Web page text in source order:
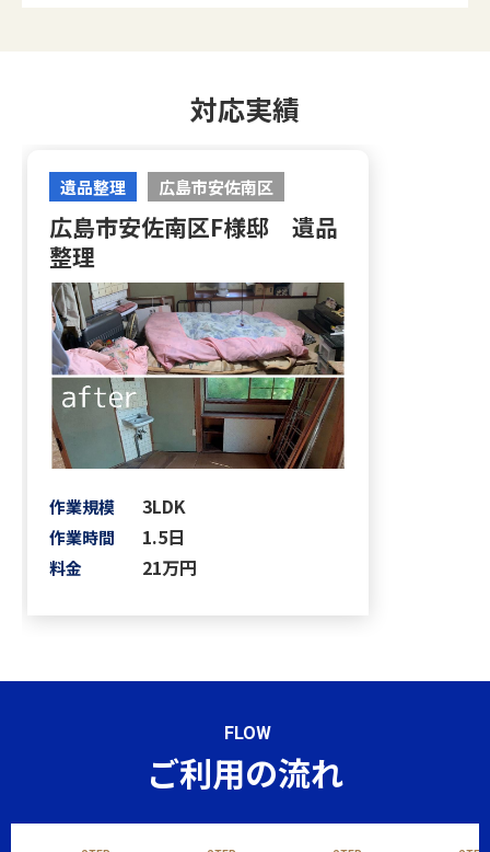
対応実績
遺品整理 広島市安佐南区
広島市安佐南区F様邸 遺品
整理
作業規模 3LDK
作業時間 1.5日
料金 21万円
FLOW
ご利用の流れ